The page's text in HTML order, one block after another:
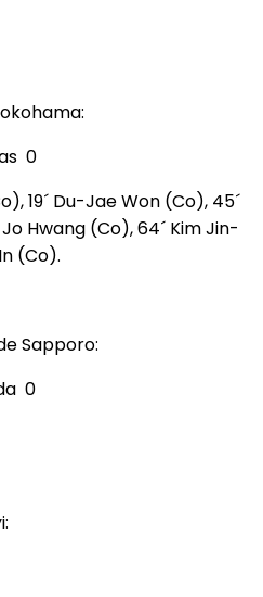
0
19´ Du-Jae Won (Co), 45´
Hwang (Co), 64´ Kim Jin-
(Co).
Sapporo:
0